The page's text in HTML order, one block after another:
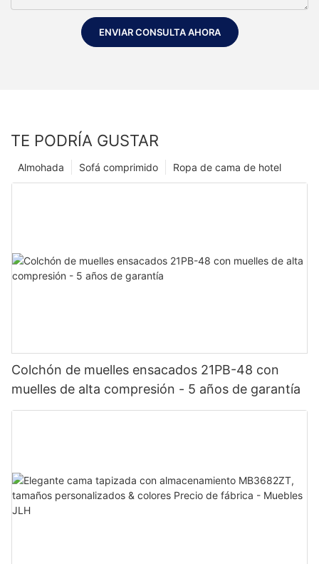
ENVIAR CONSULTA AHORA
TE PODRÍA GUSTAR
Ropa de cama de hotel
Sofá comprimido
Almohada
Colchón de muelles ensacados 21PB-48 con
muelles de alta compresión - 5 años de garantía